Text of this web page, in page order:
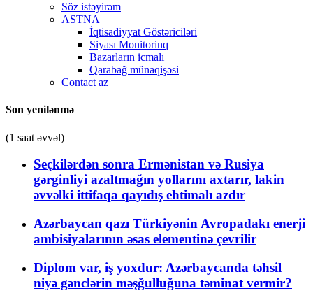
Söz istəyirəm
ASTNA
İqtisadiyyat Göstəriciləri
Siyası Monitorinq
Bazarların icmalı
Qarabağ münaqişəsi
Contact az
Son yenilənmə
(1 saat əvvəl)
Seçkilərdən sonra Ermənistan və Rusiya
gərginliyi azaltmağın yollarını axtarır, lakin
əvvəlki ittifaqa qayıdış ehtimalı azdır
Azərbaycan qazı Türkiyənin Avropadakı enerji
ambisiyalarının əsas elementinə çevrilir
Diplom var, iş yoxdur: Azərbaycanda təhsil
niyə gənclərin məşğulluğuna təminat vermir?